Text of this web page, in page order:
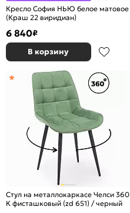
Кресло София НЬЮ белое матовое
(Краш 22 виридиан)
6 840₽
В корзину
Стул на металлокаркасе Челси 360
К фисташковый (zd 651) / черный